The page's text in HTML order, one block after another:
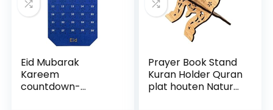
Eid Mubarak
Kareem
countdown-
Prayer Book Stand
Kuran Holder Quran
plat houten Natural